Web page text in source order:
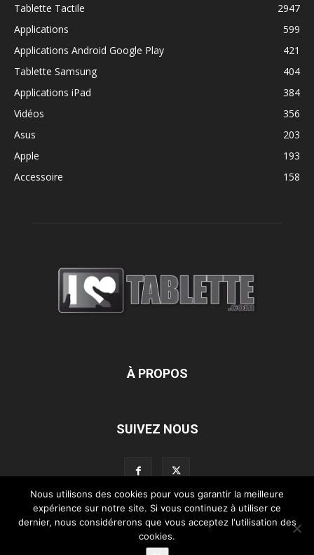
Tablette Tactile
2947
Applications
599
Applications Android Google Play
421
Tablette Samsung
404
Applications iPad
384
Vidéos
356
Asus
203
Apple
193
Accessoire
158
À PROPOS
SUIVEZ NOUS
L’équipe d’iLoveTablette.com Contactez-nous
Nos partenaires
Mentions légales
Nous utilisons des cookies pour vous garantir la meilleure
expérience sur notre site. Si vous continuez à utiliser ce
dernier, nous considérerons que vous acceptez l'utilisation des
cookies.